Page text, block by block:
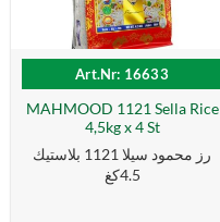
Art.Nr: 16633
MAHMOOD 1121 Sella Rice
4,5kg x 4 St
رز محمود سيلا 1121 بلاستيك
4.5كغ